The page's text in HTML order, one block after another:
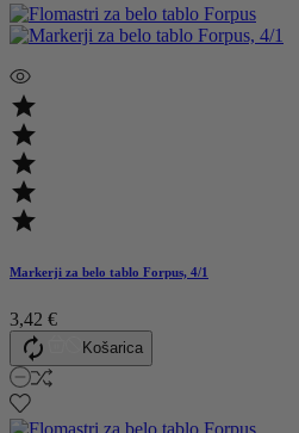





Markerji za belo tablo Forpus, 4/1
3,42 €
 Košarica